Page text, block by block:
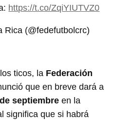
https://t.co/ZqiYIUTVZ0
(@fedefutbolcrc)
ticos, la Federación
que en breve dará a
septiembre en la
significa que si habrá